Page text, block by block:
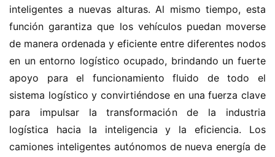
C
a
i
ó
n
d
e
Sign in Sign up
inteligentes a nuevas alturas. Al mismo tiempo, esta
función garantiza que los vehículos puedan moverse
de manera ordenada y eficiente entre diferentes nodos
en un entorno logístico ocupado, brindando un fuerte
apoyo para el funcionamiento fluido de todo el
sistema logístico y convirtiéndose en una fuerza clave
para impulsar la transformación de la industria
logística hacia la inteligencia y la eficiencia. Los
camiones inteligentes autónomos de nueva energía de